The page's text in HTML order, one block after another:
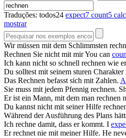
Traduções: todos24 expect7 count5
mostrar
Wir müssen mit dem Schlimmsten
Rechnen Sie nicht mit mirYou can
Ich kann nicht so schnell rechnen wie
Du solltest mit seinem sturen Charakter
Das Rechnen befasst sich mit Zahlen.
Sie muss mit jedem Pfennig rechnen.
Er ist ein Mann, mit dem man rechnen
Du kannst nicht mit seiner Hilfe
Während der Ausführung des Plans
Ich rechne damit, dass er kommt. I
Errechnet nie mit meiner Hilfe. He